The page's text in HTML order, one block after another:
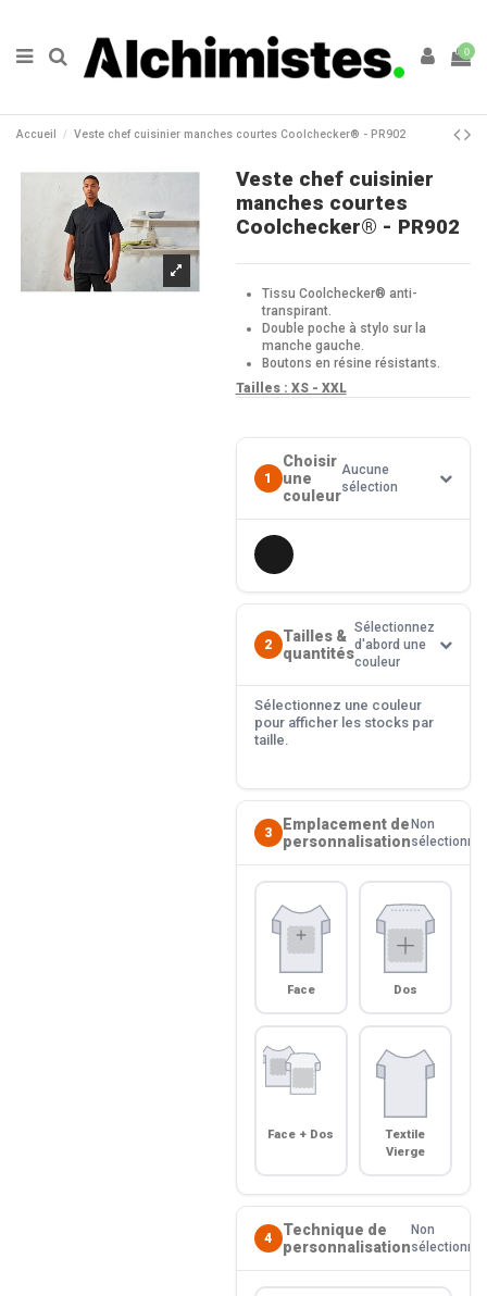
0
Accueil Veste chef cuisinier manches courtes Coolchecker® - PR902
Veste chef cuisinier
manches courtes
Coolchecker® - PR902
Tissu Coolchecker® anti-
transpirant.
Double poche à stylo sur la
manche gauche.
Boutons en résine résistants.
Tailles : XS - XXL
1
Choisir
une
couleur
Aucune
sélection
2
Tailles &
quantités
Sélectionnez
d'abord une
couleur
Sélectionnez une couleur
pour afficher les stocks par
taille.
3
Emplacement de
personnalisation
Non
sélectionné
Face Dos
Face + Dos
Textile
Vierge
4
Technique de
personnalisation
Non
sélectionné